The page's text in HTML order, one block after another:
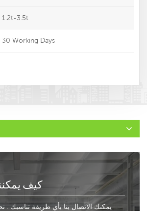
1.2t-3.5t
30 Working Days
كيف
يمكنك الاتصال بنا بأي طريقة تناسبك